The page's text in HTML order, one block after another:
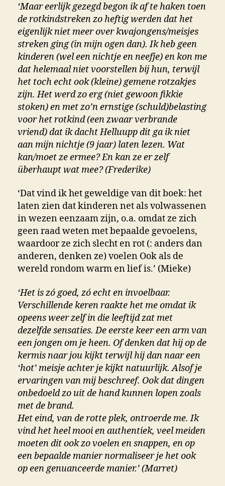
‘Maar eerlijk gezegd begon ik af te haken toen
de rotkindstreken zo heftig werden dat het
eigenlijk niet meer over kwajongens/meisjes
streken ging (in mijn ogen dan). Ik heb geen
kinderen (wel een nichtje en neefje) en kon me
dat helemaal niet voorstellen bij hun, terwijl
het toch echt ook (kleine) gemene rotzakjes
zijn. Het werd zo erg (niet gewoon fikkie
stoken) en met zo’n ernstige (schuld)belasting
voor het rotkind (een zwaar verbrande
vriend) dat ik dacht Helluupp dit ga ik niet
aan mijn nichtje (9 jaar) laten lezen. Wat
kan/moet ze ermee? En kan ze er zelf
überhaupt wat mee? (Frederike)
‘Dat vind ik het geweldige van dit boek: het
laten zien dat kinderen net als volwassenen
in wezen eenzaam zijn, o.a. omdat ze zich
geen raad weten met bepaalde gevoelens,
waardoor ze zich slecht en rot (: anders dan
anderen, denken ze) voelen Ook als de
wereld rondom warm en lief is.’ (Mieke)
‘Het is zó goed, zó echt en invoelbaar.
Verschillende keren raakte het me omdat ik
opeens weer zelf in die leeftijd zat met
dezelfde sensaties. De eerste keer een arm van
een jongen om je heen. Of denken dat hij op de
kermis naar jou kijkt terwijl hij dan naar een
‘hot’ meisje achter je kijkt natuurlijk. Alsof je
ervaringen van mij beschreef. Ook dat dingen
onbedoeld zo uit de hand kunnen lopen zoals
met de brand.
Het eind, van de rotte plek, ontroerde me. Ik
vind het heel mooi en authentiek, veel meiden
moeten dit ook zo voelen en snappen, en op
een bepaalde manier normaliseer je het ook
op een genuanceerde manier.’ (Marret)